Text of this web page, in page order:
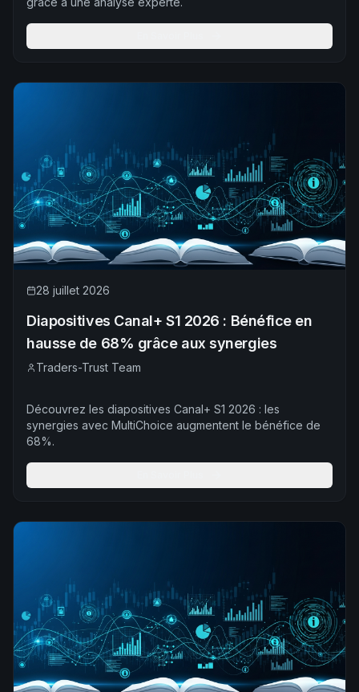
28 juillet 2026
Diapositives Canal+ S1 2026 : Bénéfice en
hausse de 68% grâce aux synergies
Traders-Trust Team
Découvrez les diapositives Canal+ S1 2026 : les
synergies avec MultiChoice augmentent le bénéfice de
68%.